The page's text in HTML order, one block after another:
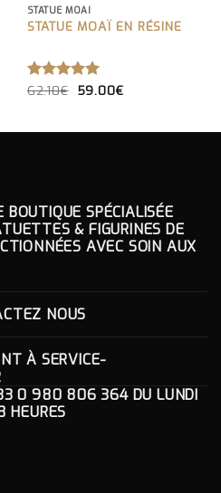
STATUE MOAÏ
STATUE MOAÏ EN RÉSINE
NOTE
5.00
62.10€ LE
62.10€.
59.00€LE
59.00€.
SPÉCIALISÉE
& FIGURINES DE
AVEC SOIN AUX
NOUS
À SERVICE-
0 980 806 364DU LUNDI
HEURES